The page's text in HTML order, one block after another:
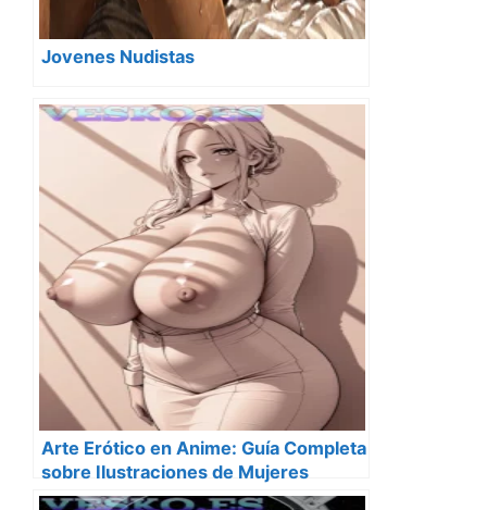
Jovenes Nudistas
Arte Erótico en Anime: Guía Completa
sobre Ilustraciones de Mujeres
Desnudas Estilo Anime